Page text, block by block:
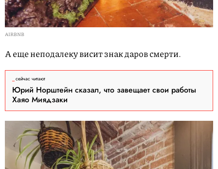
AIRBNB
А еще неподалеку висит знак даров смерти.
сейчас читают
Юрий Норштейн сказал, что завещает свои работы
Хаяо Миядзаки